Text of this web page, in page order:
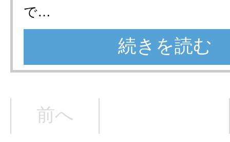
で…
続きを読む
前へ